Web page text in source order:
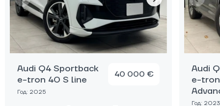
Audi Q4 Sportback
e-tron 40 S line
Год: 2025
40 000 €
Audi
e-
Год: 2023